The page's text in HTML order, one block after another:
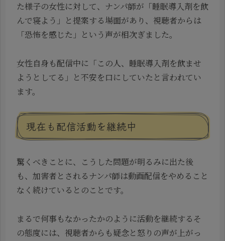
た様子の女性に対して、ナンパ師が「睡眠導入剤を飲
んで寝よう」と提案する場面があり、視聴者からは
「恐怖を感じた」という声が相次ぎました。
女性自身も配信中に「この人、睡眠導入剤を飲ませ
ようとしてる」と不安を口にしていたと言われてい
ます。
現在も配信活動を継続中
驚くべきことに、こうした問題が明るみに出た後
も、加害者とされるナンパ師は動画配信をやめること
なく続けているとのことです。
まるで何事もなかったかのように活動を継続するそ
の態度には、視聴者からも疑念と怒りの声が上がっ